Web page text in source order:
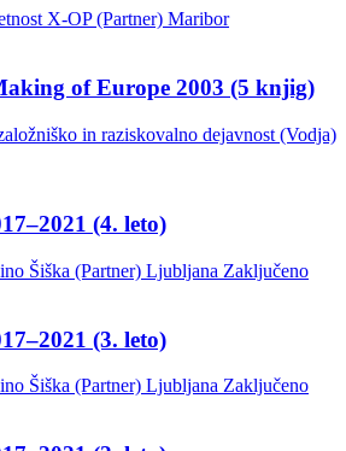
X-OP (Partner) Maribor
of Europe 2003 (5 knjig)
in raziskovalno dejavnost (Vodja)
(4. leto)
Šiška (Partner) Ljubljana Zaključeno
(3. leto)
Šiška (Partner) Ljubljana Zaključeno